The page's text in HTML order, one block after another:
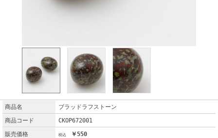
商品名
ブラッドラフストーン
商品コード
CKOP672001
販売価格
￥550